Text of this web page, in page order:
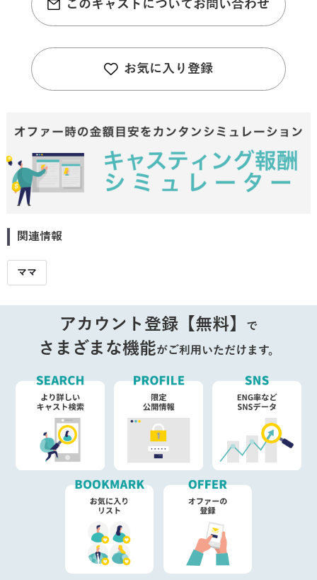
このキャストについてお問い合わせ
お気に入り登録
関連情報
ママ
アカウント登録【無料】 で
さまざまな機能がご利用いただけます。